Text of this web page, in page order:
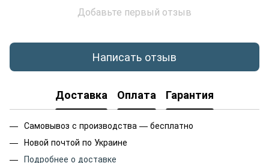
Добавьте первый отзыв
Написать отзыв
Доставка Оплата Гарантия
Самовывоз с производства — бесплатно
Новой почтой по Украине
Подробнее о доставке